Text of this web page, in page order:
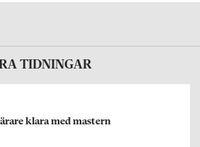
TIDNINGAR
klara med mastern